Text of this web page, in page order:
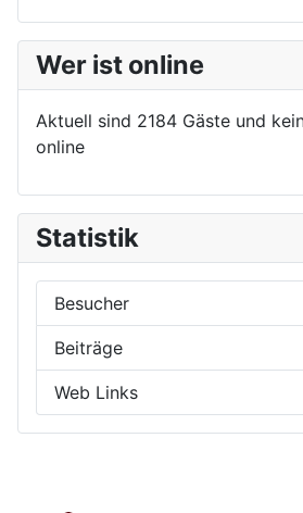
Wer ist online
Aktuell sind 2184 Gäste und
online
Statistik
Besucher
Beiträge
Web Links